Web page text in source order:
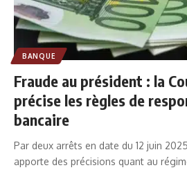
BANQUE
Fraude au président : la
précise les règles de
bancaire
Par deux arrêts en date du 12 juin
apporte des précisions quant au